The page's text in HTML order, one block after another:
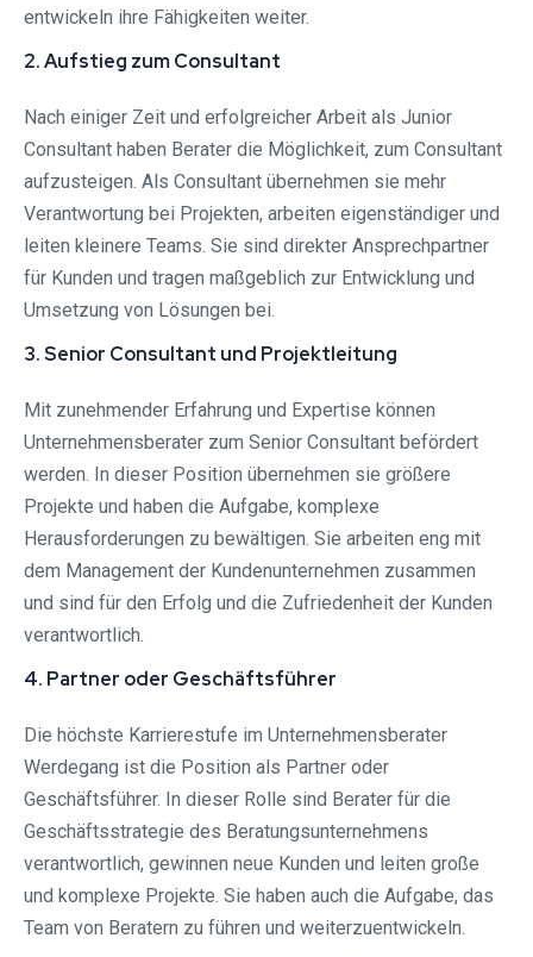
entwickeln ihre Fähigkeiten weiter.
2. Aufstieg zum Consultant
Nach einiger Zeit und erfolgreicher Arbeit als Junior
Consultant haben Berater die Möglichkeit, zum Consultant
aufzusteigen. Als Consultant übernehmen sie mehr
Verantwortung bei Projekten, arbeiten eigenständiger und
leiten kleinere Teams. Sie sind direkter Ansprechpartner
für Kunden und tragen maßgeblich zur Entwicklung und
Umsetzung von Lösungen bei.
3. Senior Consultant und Projektleitung
Mit zunehmender Erfahrung und Expertise können
Unternehmensberater zum Senior Consultant befördert
werden. In dieser Position übernehmen sie größere
Projekte und haben die Aufgabe, komplexe
Herausforderungen zu bewältigen. Sie arbeiten eng mit
dem Management der Kundenunternehmen zusammen
und sind für den Erfolg und die Zufriedenheit der Kunden
verantwortlich.
4. Partner oder Geschäftsführer
Die höchste Karrierestufe im Unternehmensberater
Werdegang ist die Position als Partner oder
Geschäftsführer. In dieser Rolle sind Berater für die
Geschäftsstrategie des Beratungsunternehmens
verantwortlich, gewinnen neue Kunden und leiten große
und komplexe Projekte. Sie haben auch die Aufgabe, das
Team von Beratern zu führen und weiterzuentwickeln.